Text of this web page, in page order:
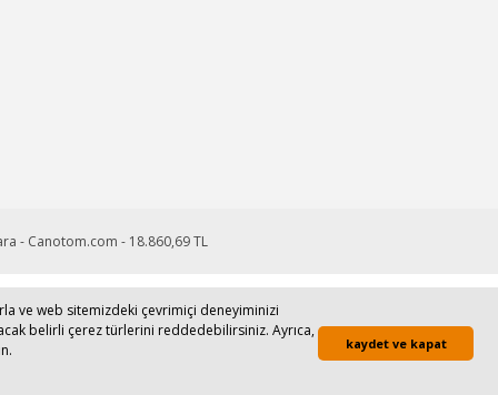
ve web sitemizdeki çevrimiçi deneyiminizi
belirli çerez türlerini reddedebilirsiniz. Ayrıca,
kaydet ve kapat
Whatsapp Sipariş